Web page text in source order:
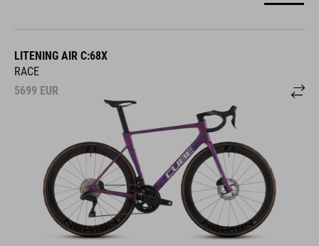
LITENING AIR C:68X
RACE
5699 EUR